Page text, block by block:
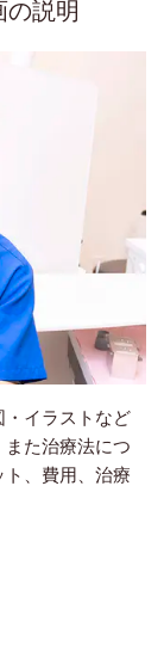
の説明
・イラストなど
た治療法につ
、費用、治療